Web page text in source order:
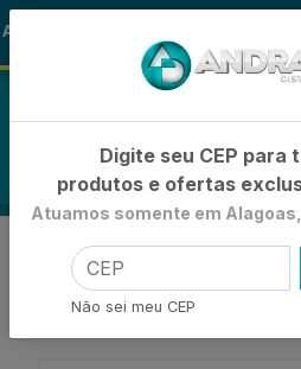
INÍCIO
SABONETES BARRAS
SABONETE BARRA HIDRATANTE
SABONETE ALMA DE FLORES
Digite seu CEP para
produtos e ofertas
Atuamos somente em
Não sei meu CEP